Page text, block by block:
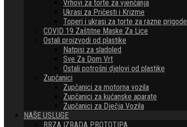
Vrhovi za torte za vjenčanja
Ukrasi za Pričesti i Krizme
Toperi i ukrasi za torte za razne prigode
COVID 19 Zaštitne Maske Za Lice
Ostali proizvodi od plastike
Natpisi za sladoled
Sve Za Dom Vrt
Ostali potrošni djelovi od plastike
Zupčanici
Zupčanici za motorna vozila
Zupčanici za kućanske aparate
Zupčanici za Dječja Vozila
NAŠE USLUGE
BRZA IZRADA PROTOTIPA